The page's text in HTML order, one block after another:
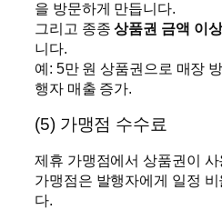
을 방문하게 만듭니다.
그리고 종종상품권 금액 이
니다.
예: 5만 원 상품권으로 매장
행자 매출 증가.
(5) 가맹점 수수료
제휴 가맹점에서 상품권이 사
가맹점은 발행자에게 일정 비
다.